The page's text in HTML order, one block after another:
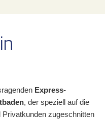
Express-
, der speziell auf die
zugeschnitten